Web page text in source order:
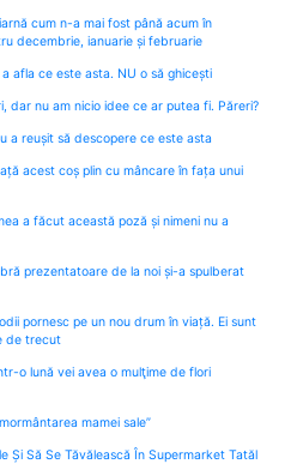
cum n-a mai fost până acum în
decembrie, ianuarie și februarie
afla ce este asta. NU o să ghicești
dar nu am nicio idee ce ar putea fi. Păreri?
a reușit să descopere ce este asta
acest coș plin cu mâncare în fața unui
a făcut această poză și nimeni nu a
prezentatoare de la noi și-a spulberat
pornesc pe un nou drum în viață. Ei sunt
de trecut
o lună vei avea o mulţime de flori
mamei sale”
Și Să Se Tăvălească În Supermarket Tatăl